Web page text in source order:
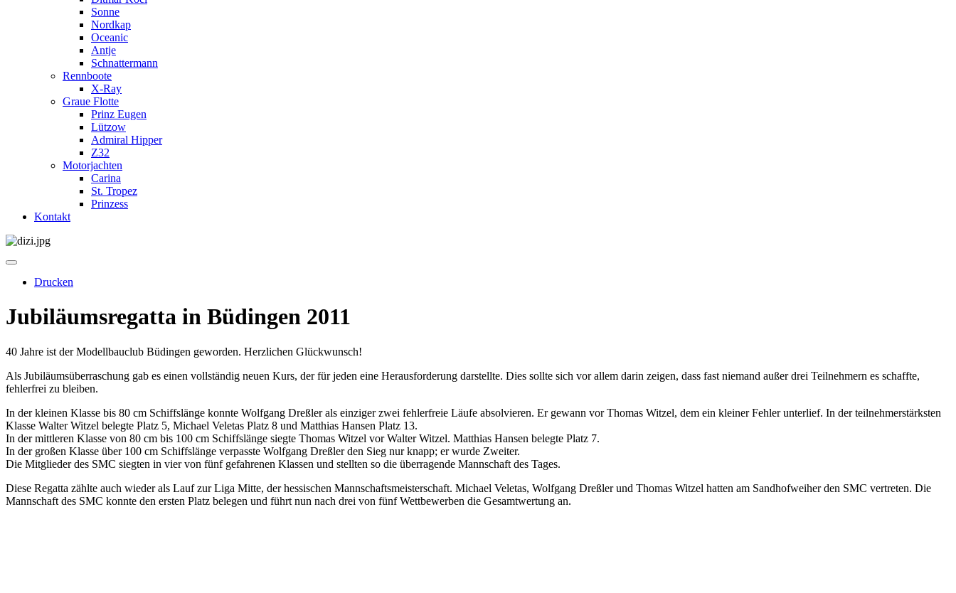
Sonne
Nordkap
Oceanic
Antje
Schnattermann
Rennboote
X-Ray
Graue Flotte
Prinz Eugen
Lützow
Admiral Hipper
Z32
Motorjachten
Carina
St. Tropez
Prinzess
Kontakt
Drucken
Jubiläumsregatta in Büdingen 2011
40 Jahre ist der Modellbauclub Büdingen geworden. Herzlichen Glückwunsch!
Als Jubiläumsüberraschung gab es einen vollständig neuen Kurs, der für jeden eine Herausforderung darstellte. Dies sollte sich vor allem darin zeigen, dass fast niemand außer drei Teilnehmern es schaffte,
fehlerfrei zu bleiben.
In der kleinen Klasse bis 80 cm Schiffslänge konnte Wolfgang Dreßler als einziger zwei fehlerfreie Läufe absolvieren. Er gewann vor Thomas Witzel, dem ein kleiner Fehler unterlief. In der teilnehmerstärksten
Klasse Walter Witzel belegte Platz 5, Michael Veletas Platz 8 und Matthias Hansen Platz 13.
In der mittleren Klasse von 80 cm bis 100 cm Schiffslänge siegte Thomas Witzel vor Walter Witzel. Matthias Hansen belegte Platz 7.
In der großen Klasse über 100 cm Schiffslänge verpasste Wolfgang Dreßler den Sieg nur knapp; er wurde Zweiter.
Die Mitglieder des SMC siegten in vier von fünf gefahrenen Klassen und stellten so die überragende Mannschaft des Tages.
Diese Regatta zählte auch wieder als Lauf zur Liga Mitte, der hessischen Mannschaftsmeisterschaft. Michael Veletas, Wolfgang Dreßler und Thomas Witzel hatten am Sandhofweiher den SMC vertreten. Die
Mannschaft des SMC konnte den ersten Platz belegen und führt nun nach drei von fünf Wettbewerben die Gesamtwertung an.